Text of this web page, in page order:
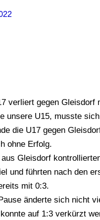
verliert gegen Gleisdorf
unsere U15, musste
die U17 gegen
ohne Erfolg.
Gleisdorf
und führten nach den
mit 0:3.
änderte sich nicht
auf 1:3 verkürzt